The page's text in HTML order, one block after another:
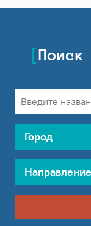
Поиск
Город
Направление